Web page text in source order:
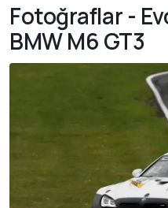
Fotoğraflar -
BMW M6 GT3